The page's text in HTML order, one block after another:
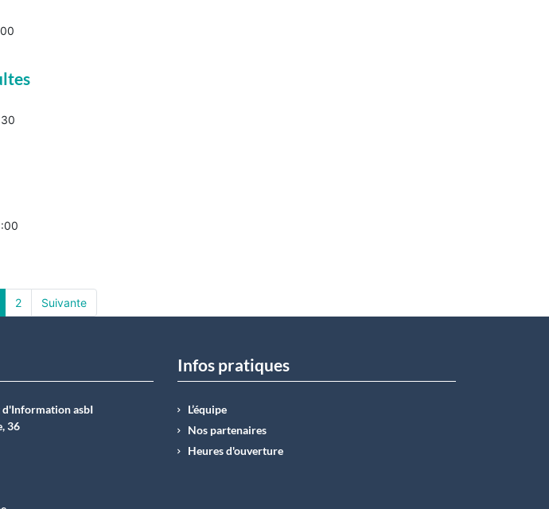
2 Suivante
d'Information asbI
36
Infos pratiques
L’équipe
Nos partenaires
Heures d'ouverture